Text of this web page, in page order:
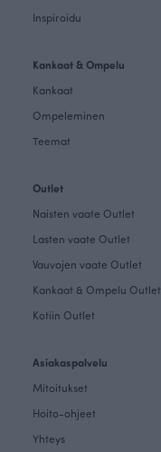
Inspiroidu
Kankaat & Ompelu
Kankaat
Ompeleminen
Teemat
Outlet
Naisten vaate Outlet
Lasten vaate Outlet
Vauvojen vaate Outlet
Kankaat & Ompelu Outlet
Kotiin Outlet
Asiakaspalvelu
Mitoitukset
Hoito-ohjeet
Yhteys